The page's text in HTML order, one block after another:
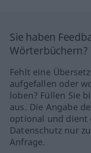
Sie haben
Wörterbüchern?
Fehlt eine
aufgefallen oder
loben? Füllen Sie
aus. Die Angabe
optional und dient
Datenschutz nur
Anfrage.